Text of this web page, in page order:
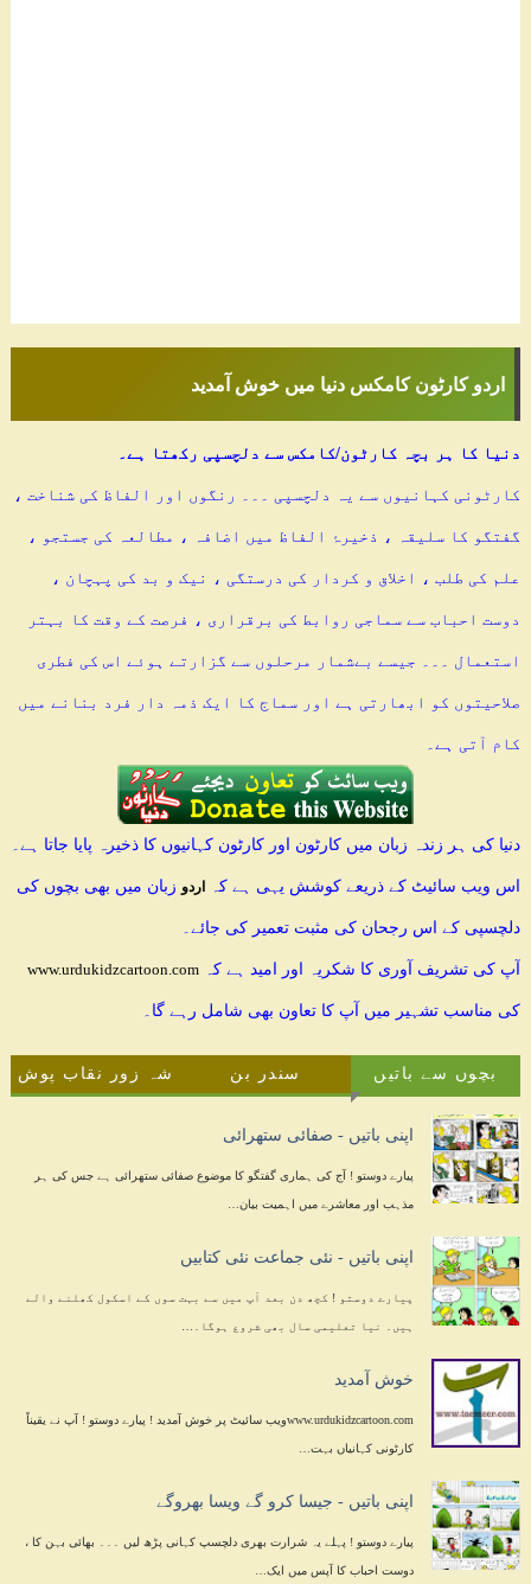
اردو کارٹون کامکس دنیا میں خوش آمدید
دنیا کا ہر بچہ کارٹون/کامکس سے دلچسپی رکھتا ہے۔
کارٹونی کہانیوں سے یہ دلچسپی ۔۔۔ رنگوں اور الفاظ کی شناخت ،
گفتگو کا سلیقہ ، ذخیرۂ الفاظ میں اضافہ ، مطالعہ کی جستجو ،
علم کی طلب ، اخلاق و کردار کی درستگی ، نیک و بد کی پہچان ،
دوست احباب سے سماجی روابط کی برقراری ، فرصت کے وقت کا بہتر
استعمال ۔۔۔ جیسے بےشمار مرحلوں سے گزارتے ہوئے اس کی فطری
صلاحیتوں کو ابھارتی ہے اور سماج کا ایک ذمہ دار فرد بنانے میں
کام آتی ہے۔
دنیا کی ہر زندہ زبان میں کارٹون اور کارٹون کہانیوں کا ذخیرہ پایا جاتا ہے۔
اس ویب سائیٹ کے ذریعے کوشش یہی ہے کہ اردو زبان میں بھی بچوں کی
دلچسپی کے اس رجحان کی مثبت تعمیر کی جائے۔
آپ کی تشریف آوری کا شکریہ اور امید ہے کہ www.urdukidzcartoon.com
کی مناسب تشہیر میں آپ کا تعاون بھی شامل رہے گا۔
بچوں سے باتیں سندر بن شہ زور نقاب پوش
اپنی باتیں - صفائی ستھرائی
پیارے دوستو ! آج کی ہماری گفتگو کا موضوع صفائی ستھرائی ہے جس کی ہر
مذہب اور معاشرے میں اہمیت بیان…
اپنی باتیں - نئی جماعت نئی کتابیں
پیارے دوستو ! کچھ دن بعد آپ میں سے بہت سوں کے اسکول کھلنے والے
ہیں۔ نیا تعلیمی سال بھی شروع ہوگا۔…
خوش آمدید
www.urdukidzcartoon.comویب سائیٹ پر خوش آمدید ! پیارے دوستو ! آپ نے یقیناً
کارٹونی کہانیاں بہت…
اپنی باتیں - جیسا کرو گے ویسا بھروگے
پیارے دوستو ! پہلے یہ شرارت بھری دلچسپ کہانی پڑھ لیں ۔۔۔ بھائی بہن کا ،
دوست احباب کا آپس میں ایک…